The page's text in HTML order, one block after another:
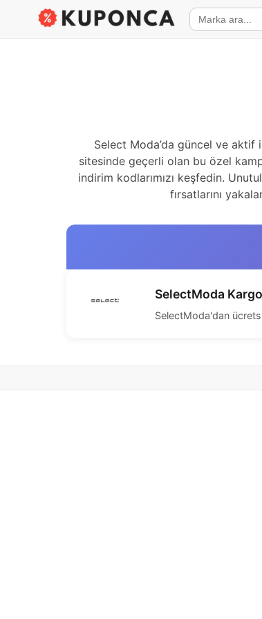
Select Moda’da güncel ve
sitesinde geçerli olan bu özel
indirim kodlarımızı keşfedin.
fırsatlarını
SelectModa
SelectModa'dan